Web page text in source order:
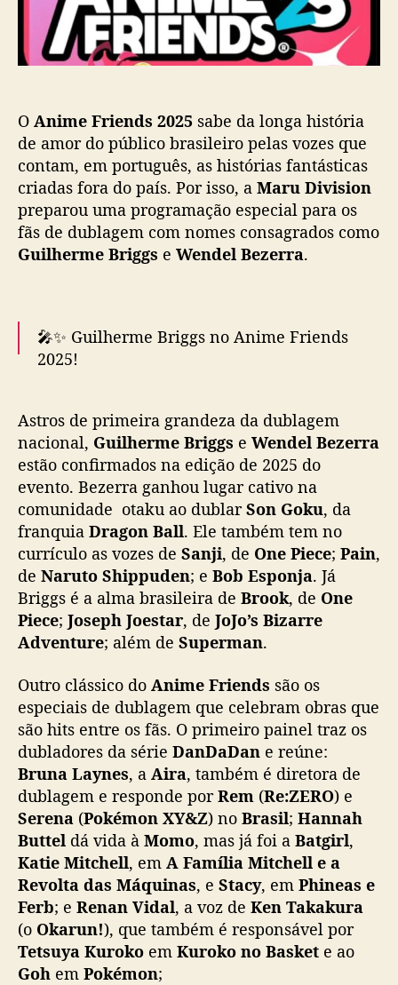
a
ã
n
d
s
2
5
a
u
n
c
i
n
d
e
d
u
b
l
a
d
o
r
e
O Anime Friends 2025 sabe da longa história
de amor do público brasileiro pelas vozes que
contam, em português, as histórias fantásticas
criadas fora do país. Por isso, a Maru Division
preparou uma programação especial para os
fãs de dublagem com nomes consagrados como
Guilherme Briggs e Wendel Bezerra.
🎤✨ Guilherme Briggs no Anime Friends
2025!
dublagem brasileira — e no domingo, dia 6
de julho, vai estar AO VIVO no Auditório
Ultra, batendo um papo inesquecível com os
fãs e participando de meet & greet!
🐉 Do poder psíquico de Mewtwo ao…
pic.twitter.com/kInloEO2H6
— Anime Friends (@animefriends)June 5,
2025
Astros de primeira grandeza da dublagem
nacional, Guilherme Briggs e Wendel Bezerra
estão confirmados na edição de 2025 do
evento. Bezerra ganhou lugar cativo na
comunidade otaku ao dublarSon Goku, da
franquia Dragon Ball. Ele também tem no
currículo as vozes de Sanji, de One Piece; Pain,
de Naruto Shippuden; e Bob Esponja. Já
Briggs é a alma brasileira de Brook, de One
Piece; Joseph Joestar, de JoJo’s Bizarre
Adventure; além de Superman.
Outro clássico do Anime Friends são os
especiais de dublagem que celebram obras que
são hits entre os fãs. O primeiro painel traz os
dubladores da série DanDaDan e reúne:
Bruna Laynes, a Aira, também é diretora de
dublagem e responde porRem (Re:ZERO) e
Serena (Pokémon XY&Z) no Brasil; Hannah
Buttel dá vida à Momo, mas já foi a Batgirl,
Katie Mitchell, em A Família Mitchell e a
Revolta das Máquinas, e Stacy, em Phineas e
Ferb; e Renan Vidal, a voz de Ken Takakura
(o Okarun!), que também é responsável por
Tetsuya Kuroko em Kuroko no Basket e ao
Goh em Pokémon;